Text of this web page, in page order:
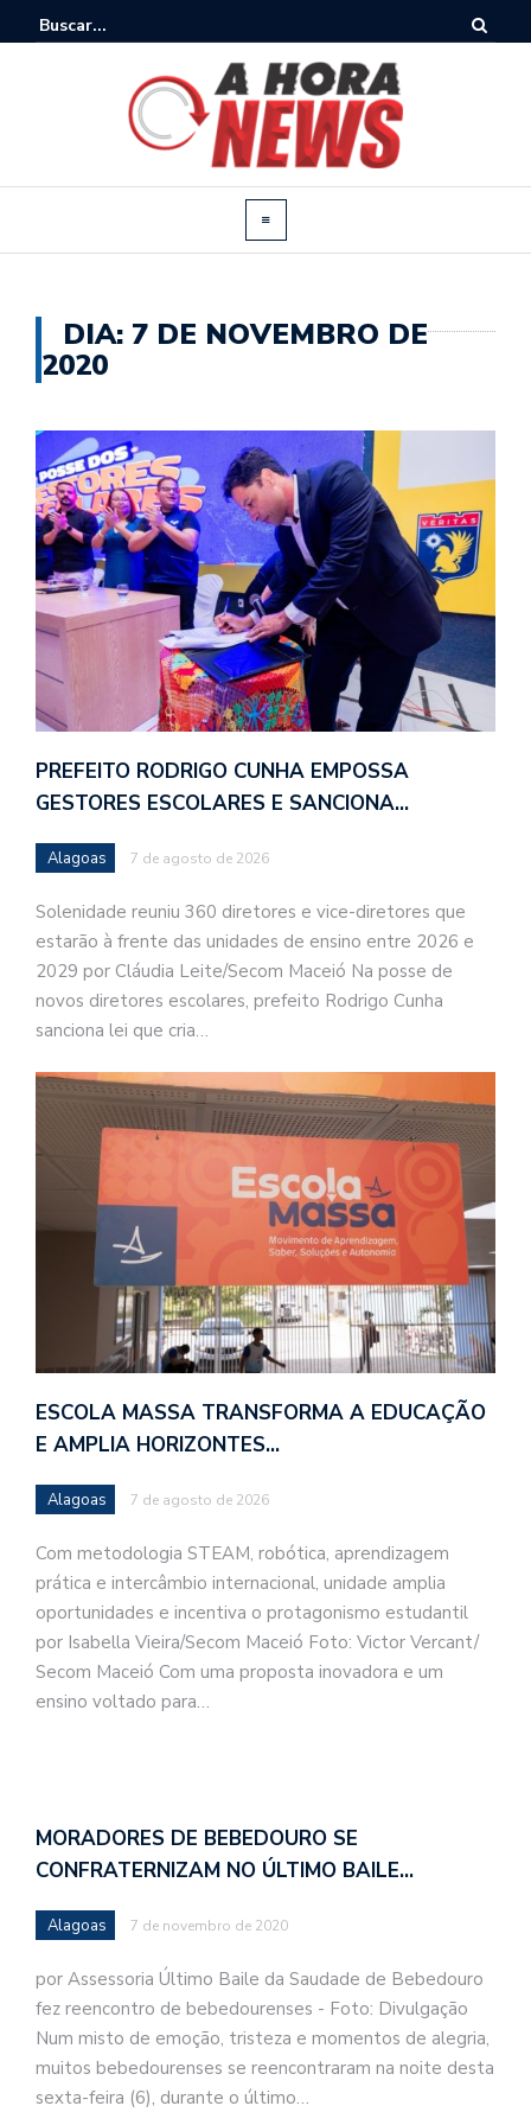
DIA: 7 DE NOVEMBRO DE
2020
PREFEITO RODRIGO CUNHA EMPOSSA
GESTORES ESCOLARES E SANCIONA…
Alagoas 7 de agosto de 2026
Solenidade reuniu 360 diretores e vice-diretores que
estarão à frente das unidades de ensino entre 2026 e
2029 por Cláudia Leite/Secom Maceió Na posse de
novos diretores escolares, prefeito Rodrigo Cunha
sanciona lei que cria…
ESCOLA MASSA TRANSFORMA A EDUCAÇÃO
E AMPLIA HORIZONTES…
Alagoas 7 de agosto de 2026
Com metodologia STEAM, robótica, aprendizagem
prática e intercâmbio internacional, unidade amplia
oportunidades e incentiva o protagonismo estudantil
por Isabella Vieira/Secom Maceió Foto: Victor Vercant/
Secom Maceió Com uma proposta inovadora e um
ensino voltado para…
MORADORES DE BEBEDOURO SE
CONFRATERNIZAM NO ÚLTIMO BAILE…
Alagoas 7 de novembro de 2020
por Assessoria Último Baile da Saudade de Bebedouro
fez reencontro de bebedourenses - Foto: Divulgação
Num misto de emoção, tristeza e momentos de alegria,
muitos bebedourenses se reencontraram na noite desta
sexta-feira (6), durante o último…